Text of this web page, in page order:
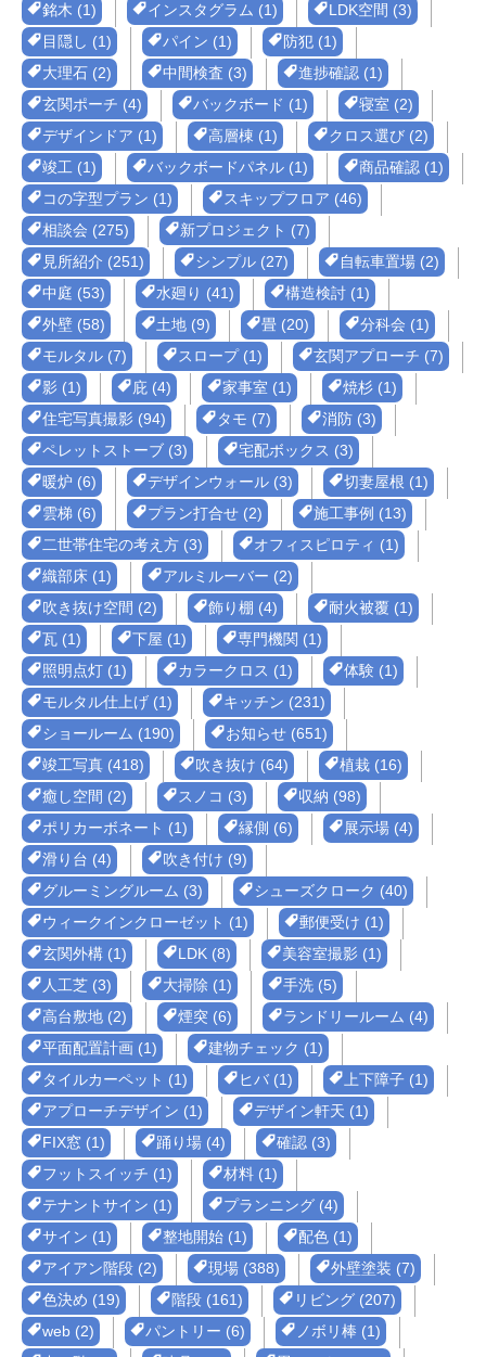
銘木 (1)
インスタグラム (1)
LDK空間 (3)
目隠し (1)
パイン (1)
防犯 (1)
大理石 (2)
中間検査 (3)
進捗確認 (1)
玄関ポーチ (4)
バックボード (1)
寝室 (2)
デザインドア (1)
高層棟 (1)
クロス選び (2)
竣工 (1)
バックボードパネル (1)
商品確認 (1)
コの字型プラン (1)
スキップフロア (46)
相談会 (275)
新プロジェクト (7)
見所紹介 (251)
シンプル (27)
自転車置場 (2)
中庭 (53)
水廻り (41)
構造検討 (1)
外壁 (58)
土地 (9) 畳 (20)
分科会 (1)
モルタル (7)
スロープ (1)
玄関アプローチ (7)
影 (1)
庇 (4) 家事室 (1)
焼杉 (1)
住宅写真撮影 (94)
タモ (7)
消防 (3)
ペレットストーブ (3)
宅配ボックス (3)
暖炉 (6)
デザインウォール (3)
切妻屋根 (1)
雲梯 (6)
プラン打合せ (2)
施工事例 (13)
二世帯住宅の考え方 (3)
オフィスピロティ (1)
織部床 (1)
アルミルーバー (2)
吹き抜け空間 (2)
飾り棚 (4)
耐火被覆 (1)
瓦 (1)
下屋 (1)
専門機関 (1)
照明点灯 (1)
カラークロス (1)
体験 (1)
モルタル仕上げ (1)
キッチン (231)
ショールーム (190)
お知らせ (651)
竣工写真 (418)
吹き抜け (64)
植栽 (16)
癒し空間 (2)
スノコ (3)
収納 (98)
ポリカーボネート (1)
縁側 (6)
展示場 (4)
滑り台 (4)
吹き付け (9)
グルーミングルーム (3)
シューズクローク (40)
ウィークインクローゼット (1)
郵便受け (1)
玄関外構 (1)
LDK (8)
美容室撮影 (1)
人工芝 (3)
大掃除 (1)
手洗 (5)
高台敷地 (2)
煙突 (6)
ランドリールーム (4)
平面配置計画 (1)
建物チェック (1)
タイルカーペット (1)
ヒバ (1)
上下障子 (1)
アプローチデザイン (1)
デザイン軒天 (1)
FIX窓 (1)
踊り場 (4)
確認 (3)
フットスイッチ (1)
材料 (1)
テナントサイン (1)
プランニング (4)
サイン (1)
整地開始 (1)
配色 (1)
アイアン階段 (2)
現場 (388)
外壁塗装 (7)
色決め (19)
階段 (161)
リビング (207)
web (2)
パントリー (6)
ノボリ棒 (1)